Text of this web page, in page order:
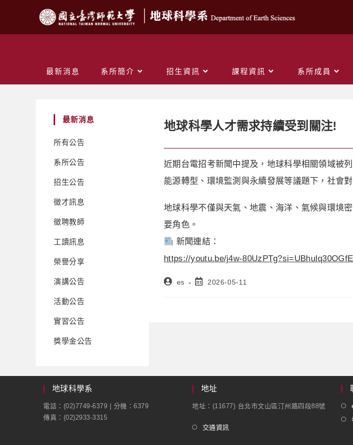
最新消息 系所簡介 招生資訊 課程資訊 系所成員
最新消息
所有公告
系所公告
招生公告
徵才訊息
徵聘教師
工讀訊息
榮譽分享
演講公告
活動公告
實習公告
獎學金公告
地球科學人才需求持續受到關注!
近期台電招考新聞中提及，地球科學相關領域被
能源轉型、環境監測與永續發展等議題下，社會
地球科學不僅與天氣、地震、海洋、氣候與環境
要角色。
新聞連結：
https://youtu.be/j4w-
es 2026-05-11
地球科學系
電話：(02)7749-6379 | 分機：6379
傳真：(02)2933-3315
地址
地址：(11677) 台北市文山區汀州路四段88號
交通資訊